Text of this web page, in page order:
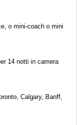
o mini-coach o mini
14 notti in camera
Calgary, Banff,